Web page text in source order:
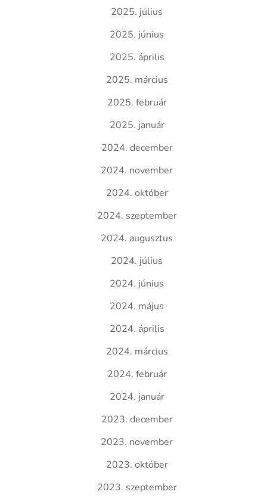
2025. július
2025. június
2025. április
2025. március
2025. február
2025. január
2024. december
2024. november
2024. október
2024. szeptember
2024. augusztus
2024. július
2024. június
2024. május
2024. április
2024. március
2024. február
2024. január
2023. december
2023. november
2023. október
2023. szeptember